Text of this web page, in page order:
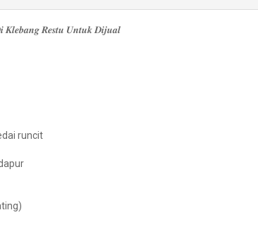
𝑲𝒍𝒆𝒃𝒂𝒏𝒈 𝑹𝒆𝒔𝒕𝒖 𝑼𝒏𝒕𝒖𝒌 𝑫𝒊𝒋𝒖𝒂𝒍
runcit